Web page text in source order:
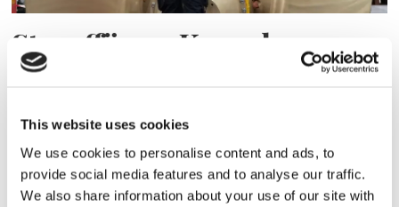
This website uses cookies
We use cookies to personalise content and ads, to
provide social media features and to analyse our traffic.
We also share information about your use of our site with
Storaffären: Kongsberg
Maritime köper Berg
Propulsion